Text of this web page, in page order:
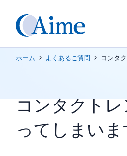
ホーム よくあるご質問 コンタ
コンタクト
ってしまいま